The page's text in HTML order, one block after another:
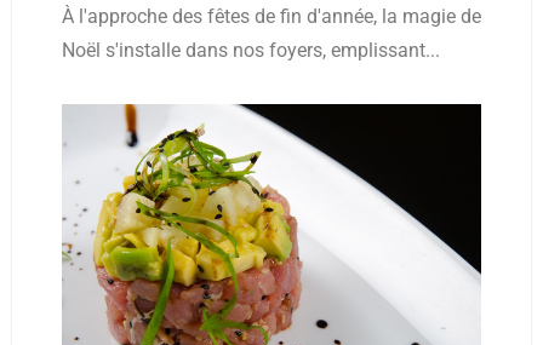
À l'approche des fêtes de fin d'année, la magie de
Noël s'installe dans nos foyers, emplissant...